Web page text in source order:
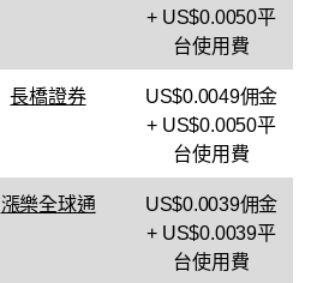
+ US$0.0050平
台使用費
長橋證券
US$0.0049佣金
+ US$0.0050平
台使用費
漲樂全球通
US$0.0039佣金
+ US$0.0039平
台使用費